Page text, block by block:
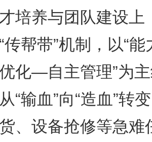
养与团队建设上
传帮带”机制，以“能
化—自主管理”为
“输血”向“造血”转
、设备抢修等急难